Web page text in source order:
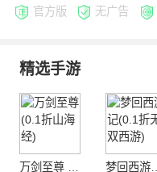
官方版 无广告
精选手游